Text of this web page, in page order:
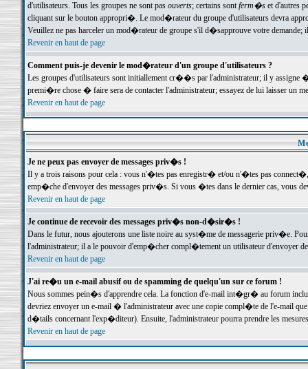
d'utilisateurs. Tous les groupes ne sont pas ouverts; certains sontferm�set d'autres
cliquant sur le bouton appropri�. Le mod�rateur du groupe d'utilisateurs devra
Veuillez ne pas harceler un mod�rateur de groupe s'il d�sapprouve votre demande;
Revenir en haut de page
Comment puis-je devenir le mod�rateur d'un groupe d'utilisateurs ?
Les groupes d'utilisateurs sont initiallement cr��s par l'administrateur; il y
premi�re chose � faire sera de contacter l'administrateur; essayez de lui laisser un
Revenir en haut de page
Je ne peux pas envoyer de messages priv�s !
Il y a trois raisons pour cela : vous n'�tes pas enregistr� et/ou n'�tes pas
emp�che d'envoyer des messages priv�s. Si vous �tes dans le dernier cas, vous
Revenir en haut de page
Je continue de recevoir des messages priv�s non-d�sir�s !
Dans le futur, nous ajouterons une liste noire au syst�me de messagerie priv�e.
l'administrateur; il a le pouvoir d'emp�cher compl�tement un utilisateur d'envoyer
Revenir en haut de page
J'ai re�u un e-mail abusif ou de spamming de quelqu'un sur ce forum !
Nous sommes pein�s d'apprendre cela. La fonction d'e-mail int�gr� au forum inclut
devriez envoyer un e-mail � l'administrateur avec une copie compl�te de l'e-mail
d�tails concernant l'exp�diteur). Ensuite, l'administrateur pourra prendre les
Revenir en haut de page